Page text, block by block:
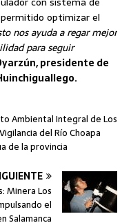
optimizar el
nos ayuda a regar mejor
para seguir
presidente de
Ambiental Integral de Los
del Río Choapa
de la provincia
Minera Los
el
Salamanca